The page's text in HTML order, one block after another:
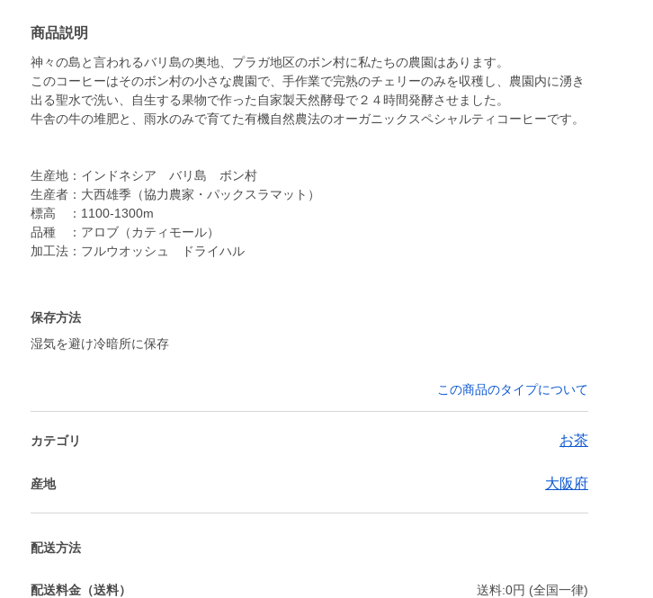
商品説明
神々の島と言われるバリ島の奥地、プラガ地区のボン村に私たちの農園はあります。
このコーヒーはそのボン村の小さな農園で、手作業で完熟のチェリーのみを収穫し、農園内に湧き
出る聖水で洗い、自生する果物で作った自家製天然酵母で２４時間発酵させました。
牛舎の牛の堆肥と、雨水のみで育てた有機自然農法のオーガニックスペシャルティコーヒーです。
生産地：インドネシア バリ島 ボン村
生産者：大西雄季（協力農家・パックスラマット）
標高 ：1100-1300m
品種 ：アロブ（カティモール）
加工法：フルウオッシュ ドライハル
保存方法
湿気を避け冷暗所に保存
この商品のタイプについて
カテゴリ お茶
産地 大阪府
配送方法
配送料金（送料） 送料:0円 (全国一律)